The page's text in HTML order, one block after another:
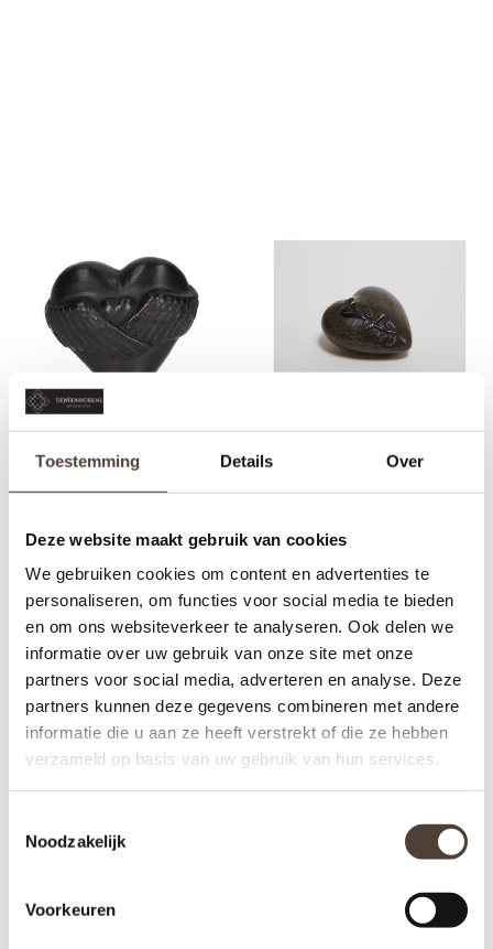
Toestemming Details Over
Deze website maakt gebruik van cookies
We gebruiken cookies om content en advertenties te
personaliseren, om functies voor social media te bieden
en om ons websiteverkeer te analyseren. Ook delen we
informatie over uw gebruik van onze site met onze
partners voor social media, adverteren en analyse. Deze
partners kunnen deze gegevens combineren met andere
informatie die u aan ze heeft verstrekt of die ze hebben
verzameld op basis van uw gebruik van hun services.
Noodzakelijk
Voorkeuren
MEMORIES
ROUWCOLLECTIE - URN -
MEMORIES
ROUWCOLLECTIE - URN -